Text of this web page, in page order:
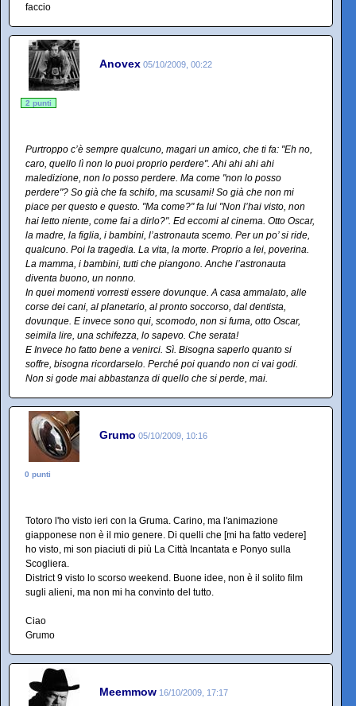
faccio
Anovex 05/10/2009, 00:22
2 punti
Purtroppo c’è sempre qualcuno, magari un amico, che ti fa: "Eh no,
caro, quello lì non lo puoi proprio perdere". Ahi ahi ahi ahi
maledizione, non lo posso perdere. Ma come "non lo posso
perdere"? So già che fa schifo, ma scusami! So già che non mi
piace per questo e questo. "Ma come?" fa lui "Non l’hai visto, non
hai letto niente, come fai a dirlo?". Ed eccomi al cinema. Otto Oscar,
la madre, la figlia, i bambini, l’astronauta scemo. Per un po’ si ride,
qualcuno. Poi la tragedia. La vita, la morte. Proprio a lei, poverina.
La mamma, i bambini, tutti che piangono. Anche l’astronauta
diventa buono, un nonno.
In quei momenti vorresti essere dovunque. A casa ammalato, alle
corse dei cani, al planetario, al pronto soccorso, dal dentista,
dovunque. E invece sono qui, scomodo, non si fuma, otto Oscar,
seimila lire, una schifezza, lo sapevo. Che serata!
E Invece ho fatto bene a venirci. Sì. Bisogna saperlo quanto si
soffre, bisogna ricordarselo. Perché poi quando non ci vai godi.
Non si gode mai abbastanza di quello che si perde, mai.
Grumo 05/10/2009, 10:16
0 punti
Totoro l'ho visto ieri con la Gruma. Carino, ma l'animazione
giapponese non è il mio genere. Di quelli che [mi ha fatto vedere]
ho visto, mi son piaciuti di più La Città Incantata e Ponyo sulla
Scogliera.
District 9 visto lo scorso weekend. Buone idee, non è il solito film
sugli alieni, ma non mi ha convinto del tutto.
Ciao
Grumo
Meemmow 16/10/2009, 17:17